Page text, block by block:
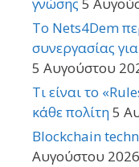
Το Nets4Dem
συνεργασίας
5 Αυγούστου
Τι είναι το
κάθε πολίτη5
Blockchain
Αυγούστου 2026